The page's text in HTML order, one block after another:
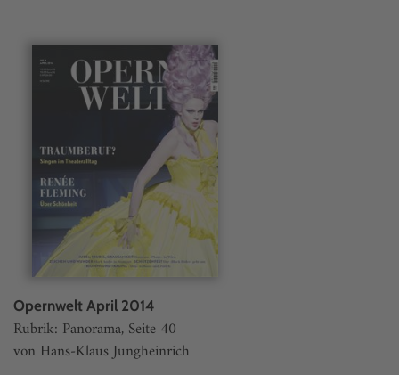
Opernwelt April 2014
Rubrik: Panorama, Seite 40
von Hans-Klaus Jungheinrich